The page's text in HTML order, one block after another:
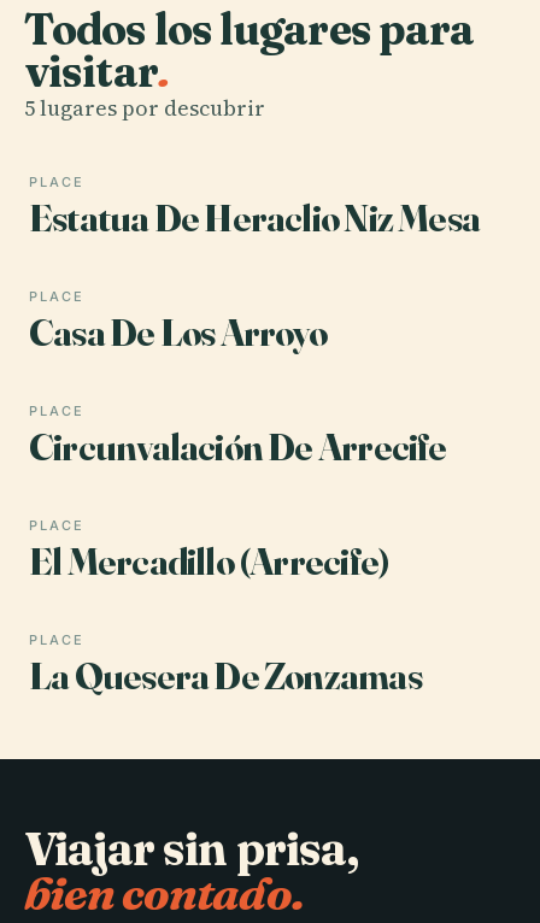
Todos los lugares para
visitar.
5 lugares por descubrir
PLACE
Estatua De Heraclio Niz Mesa
PLACE
Casa De Los Arroyo
PLACE
Circunvalación De Arrecife
PLACE
El Mercadillo (Arrecife)
PLACE
La Quesera De Zonzamas
Viajar sin prisa,
bien contado.